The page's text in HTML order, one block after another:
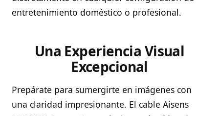
entretenimiento doméstico o profesional.
Una Experiencia Visual
Excepcional
Prepárate para sumergirte en imágenes con
una claridad impresionante. El cable Aisens